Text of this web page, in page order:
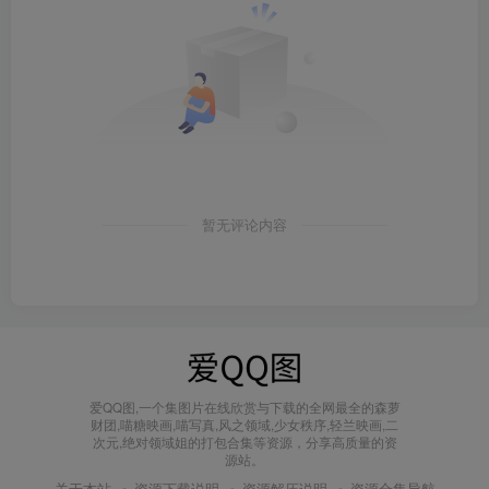
暂无评论内容
爱QQ图,一个集图片在线欣赏与下载的全网最全的森萝
财团,喵糖映画,喵写真,风之领域,少女秩序,轻兰映画,二
次元,绝对领域姐的打包合集等资源，分享高质量的资
源站。